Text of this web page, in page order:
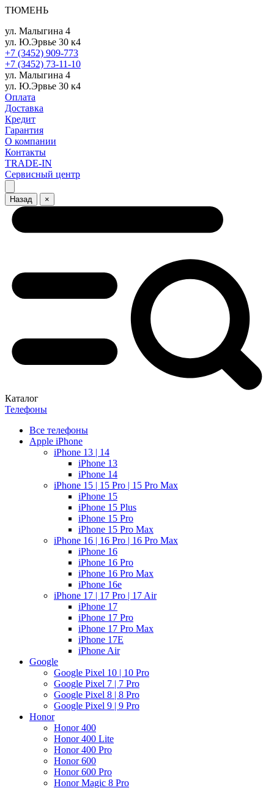
ТЮМЕНЬ
ул. Малыгина 4
ул. Ю.Эрвье 30 к4
+7 (3452) 909-773
+7 (3452) 73-11-10
ул. Малыгина 4
ул. Ю.Эрвье 30 к4
Оплата
Доставка
Кредит
Гарантия
О компании
Контакты
TRADE-IN
Сервисный центр
Назад ×
Каталог
Телефоны
Все телефоны
Apple iPhone
iPhone 13 | 14
iPhone 13
iPhone 14
iPhone 15 | 15 Pro | 15 Pro Max
iPhone 15
iPhone 15 Plus
iPhone 15 Pro
iPhone 15 Pro Max
iPhone 16 | 16 Pro | 16 Pro Max
iPhone 16
iPhone 16 Pro
iPhone 16 Pro Max
iPhone 16e
iPhone 17 | 17 Pro | 17 Air
iPhone 17
iPhone 17 Pro
iPhone 17 Pro Max
iPhone 17E
iPhone Air
Google
Google Pixel 10 | 10 Pro
Google Pixel 7 | 7 Pro
Google Pixel 8 | 8 Pro
Google Pixel 9 | 9 Pro
Honor
Honor 400
Honor 400 Lite
Honor 400 Pro
Honor 600
Honor 600 Pro
Honor Magic 8 Pro